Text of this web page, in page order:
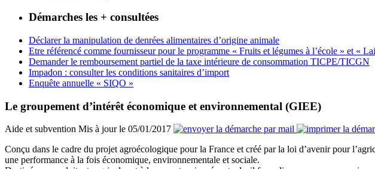
Démarches les + consultées
Déclarer la manipulation de denrées alimentaires d’origine animale
Etre référencé comme fournisseur pour le programme « Fruits et légumes à l’école » et «
Demander le remboursement partiel de la taxe intérieure de consommation TICPE/TICGN
Impadon : consulter les conditions sanitaires d’import
Enquête annuelle « SIQO »
Le groupement d’intérêt économique et environnemental (GIEE)
Aide et subvention Mis à jour le 05/01/2017
Conçu dans le cadre du projet agroécologique pour la France et créé par la loi d’avenir pour
une performance à la fois économique, environnementale et sociale.